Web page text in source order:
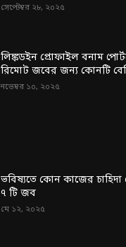
সেপ্টেম্বর ২৮, ২০২৫
লিঙ্কডইন প্রোফাইল বনাম
রিমোট জবের জন্য কোনটি
নভেম্বর ১০, ২০২৫
ভবিষ্যতে কোন কাজের চাহিদা
৭ টি জব
মে ১২, ২০২৫